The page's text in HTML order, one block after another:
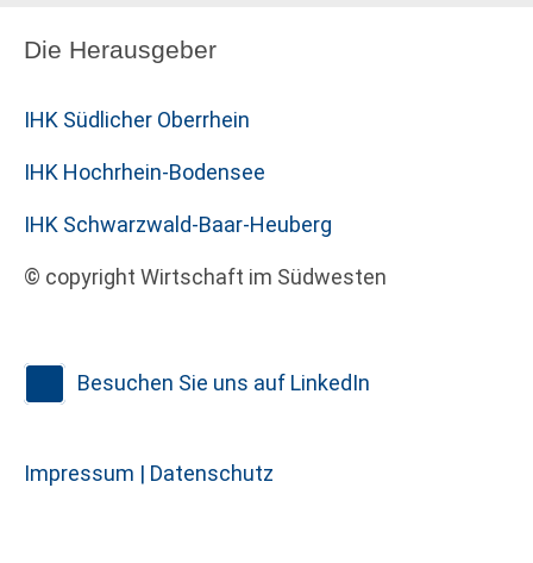
Die Herausgeber
IHK Südlicher Oberrhein
IHK Hochrhein-Bodensee
IHK Schwarzwald-Baar-Heuberg
© copyright Wirtschaft im Südwesten
Besuchen Sie uns auf LinkedIn
Impressum | Datenschutz